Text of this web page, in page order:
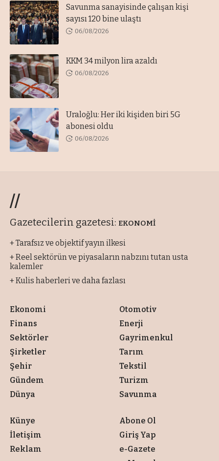
Savunma sanayisinde çalışan kişi
sayısı 120 bine ulaştı
06/08/2026
KKM 34 milyon lira azaldı
06/08/2026
Uraloğlu: Her iki kişiden biri 5G
abonesi oldu
06/08/2026
//
Gazetecilerin gazetesi: EKONOMİ
+ Tarafsız ve objektif yayın ilkesi
+ Reel sektörün ve piyasaların nabzını tutan usta
kalemler
+ Kulis haberleri ve daha fazlası
Ekonomi
Finans
Sektörler
Şirketler
Şehir
Gündem
Dünya
Otomotiv
Enerji
Gayrimenkul
Tarım
Tekstil
Turizm
Savunma
Künye
İletişim
Reklam
Abone Ol
Giriş Yap
e-Gazete